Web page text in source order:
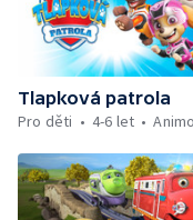
Tlapková patrola
Pro děti
4-6 let